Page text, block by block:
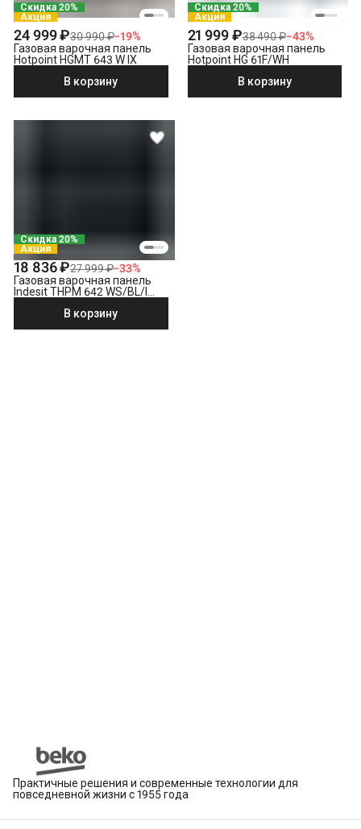
Скидка 20%
Акция
24 999 ₽30 990 ₽−19%
Газовая варочная панель
Hotpoint HGMT 643 W IX
В корзину
Скидка 20%
Акция
21 999 ₽38 490 ₽−43%
Газовая варочная панель
Hotpoint HG 61F/WH
В корзину
Скидка 20%
Акция
18 836 ₽27 999 ₽−33%
Газовая варочная панель
Indesit THPM 642 WS/BL/I
В корзину
Практичные решения и современные технологии для
повседневной жизни с 1955 года